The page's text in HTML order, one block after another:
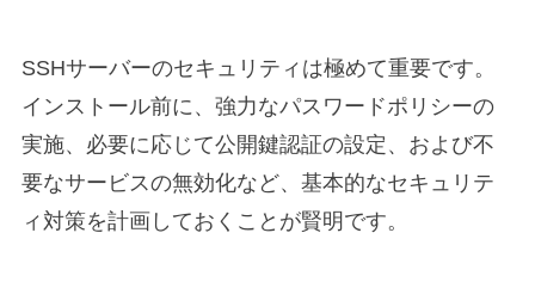
SSHサーバーのセキュリティは極めて重要です。
インストール前に、強力なパスワードポリシーの
実施、必要に応じて公開鍵認証の設定、および不
要なサービスの無効化など、基本的なセキュリテ
ィ対策を計画しておくことが賢明です。